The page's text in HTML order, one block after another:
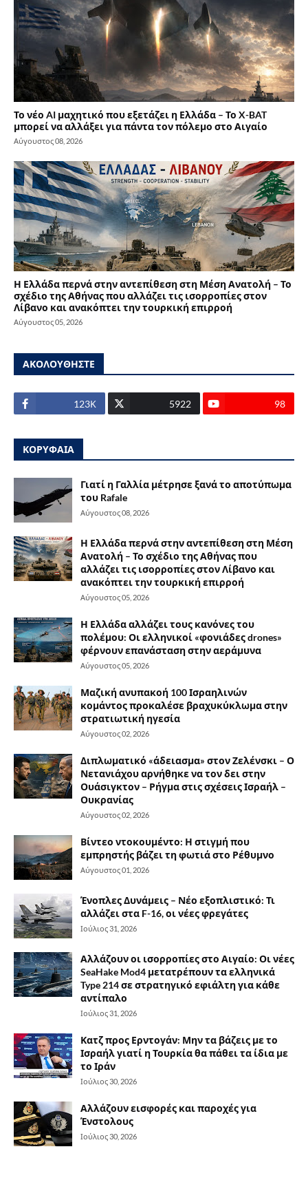
Το νέο AI μαχητικό που εξετάζει η Ελλάδα – Το X-BAT
μπορεί να αλλάξει για πάντα τον πόλεμο στο Αιγαίο
Αύγουστος 08, 2026
Η Ελλάδα περνά στην αντεπίθεση στη Μέση Ανατολή – Το
σχέδιο της Αθήνας που αλλάζει τις ισορροπίες στον
Λίβανο και ανακόπτει την τουρκική επιρροή
Αύγουστος 05, 2026
ΑΚΟΛΟΥΘΗΣΤΕ
123Κ 5922 98
ΚΟΡΥΦΑΙΑ
Γιατί η Γαλλία μέτρησε ξανά το αποτύπωμα
του Rafale
Αύγουστος 08, 2026
Η Ελλάδα περνά στην αντεπίθεση στη Μέση
Ανατολή – Το σχέδιο της Αθήνας που
αλλάζει τις ισορροπίες στον Λίβανο και
ανακόπτει την τουρκική επιρροή
Αύγουστος 05, 2026
Η Ελλάδα αλλάζει τους κανόνες του
πολέμου: Οι ελληνικοί «φονιάδες drones»
φέρνουν επανάσταση στην αεράμυνα
Αύγουστος 05, 2026
Μαζική ανυπακοή 100 Ισραηλινών
κομάντος προκαλέσε βραχυκύκλωμα στην
στρατιωτική ηγεσία
Αύγουστος 02, 2026
Διπλωματικό «άδειασμα» στον Ζελένσκι – Ο
Νετανιάχου αρνήθηκε να τον δει στην
Ουάσιγκτον – Ρήγμα στις σχέσεις Ισραήλ –
Ουκρανίας
Αύγουστος 02, 2026
Βίντεο ντοκουμέντο: Η στιγμή που
εμπρηστής βάζει τη φωτιά στο Ρέθυμνο
Αύγουστος 01, 2026
Ένοπλες Δυνάμεις – Νέο εξοπλιστικό: Τι
αλλάζει στα F-16, οι νέες φρεγάτες
Ιούλιος 31, 2026
Αλλάζουν οι ισορροπίες στο Αιγαίο: Οι νέες
SeaHake Mod4 μετατρέπουν τα ελληνικά
Type 214 σε στρατηγικό εφιάλτη για κάθε
αντίπαλο
Ιούλιος 31, 2026
Κατζ προς Ερντογάν: Μην τα βάζεις με το
Ισραήλ γιατί η Τουρκία θα πάθει τα ίδια με
το Ιράν
Ιούλιος 30, 2026
Αλλάζουν εισφορές και παροχές για
Ένστολους
Ιούλιος 30, 2026